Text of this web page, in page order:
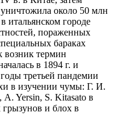
около 50 млн
итальянском городе
пораженных
бараках
возник термин
в 1894 г. и
третьей пандемии
в изучении чумы: Г. И.
Yersin, S. Kitasato в
грызунов и блох в